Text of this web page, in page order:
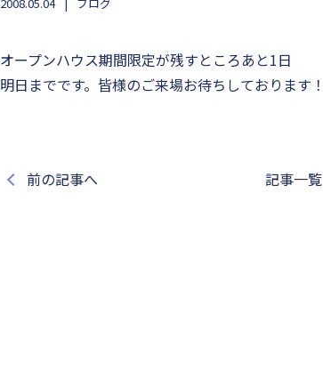
オープンハウス期間限定が残すところあと1日
明日までです。皆様のご来場お待ちしております！
前の記事へ 記事一覧